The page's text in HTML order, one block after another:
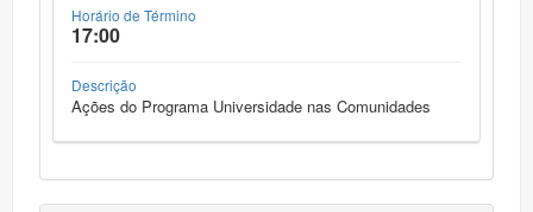
Horário de Término
17:00
Descrição
Ações do Programa Universidade nas Comunidades